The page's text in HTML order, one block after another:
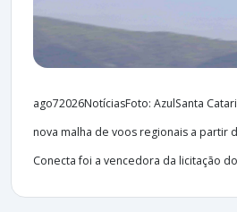
ago72026NotíciasFoto: AzulSanta
nova malha de voos regionais a partir
Conecta foi a vencedora da licitação